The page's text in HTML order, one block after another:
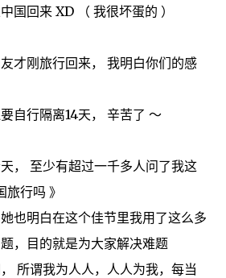
国回来 XD （ 我很坏蛋的 ）
才刚旅行回来， 我明白你们的感
自行隔离14天， 辛苦了 ～
， 至少有超过一千多人问了我这
行吗 》
也明白在这个佳节里我用了这么多
，目的就是为大家解决难题
所谓我为人人，人人为我，每当